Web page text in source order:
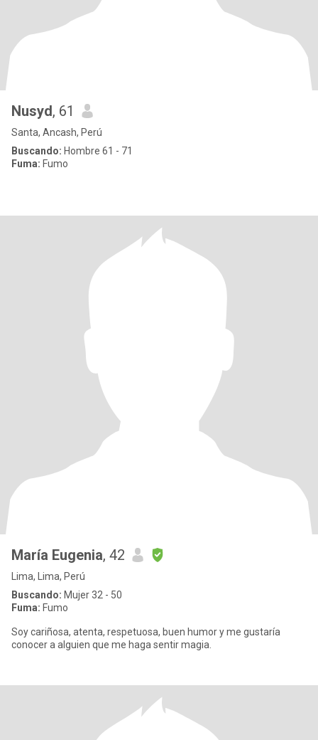
Nusyd, 61
Santa, Ancash, Perú
Buscando: Hombre 61 - 71
Fuma: Fumo
María Eugenia, 42
Lima, Lima, Perú
Buscando: Mujer 32 - 50
Fuma: Fumo
Soy cariñosa, atenta, respetuosa, buen humor y me gustaría
conocer a alguien que me haga sentir magia.